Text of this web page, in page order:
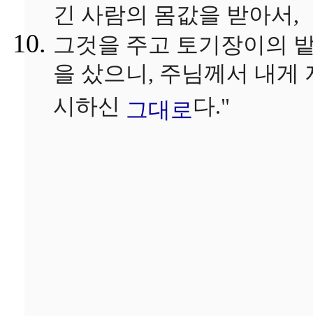
긴 사람의 몸값을 받아서,
그것을 주고 토기장이의
을 샀으니, 주님께서 내게
시하신 그대로다."